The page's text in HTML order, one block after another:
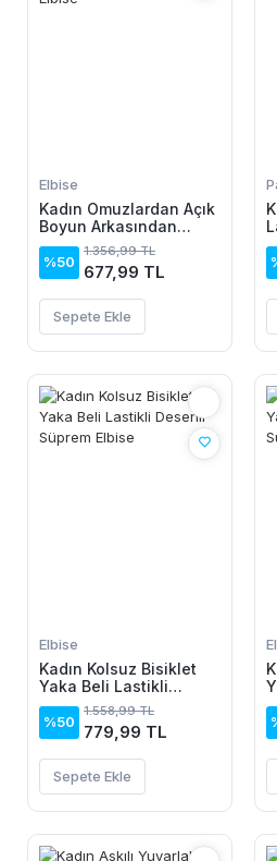
Elbise
Kadın Omuzlardan Açık
Boyun Arkasından
Bağcıklı Beli Lastikli
Kısa Süprem Elbise
%50
1.356,99 TL
677,99 TL
Sepete Ekle
Elbise
Kadın Kolsuz Bisiklet
Yaka Beli Lastikli
Desenli Süprem Elbise
%50
1.558,99 TL
779,99 TL
Sepete Ekle